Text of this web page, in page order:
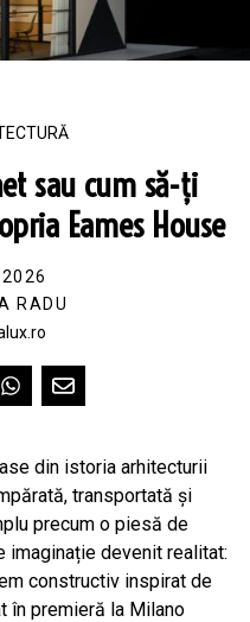
sau cum să-ți
Eames House
RADU
din istoria arhitecturii
transportată și
precum o piesă de
imaginație devenit realitat:
constructiv inspirat de
în premieră la Milano